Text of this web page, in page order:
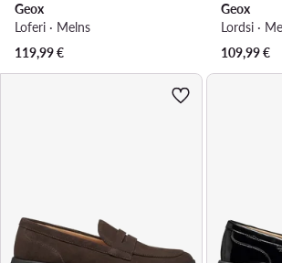
Geox
Loferi · Melns
119,99€
Geox
Lordsi ·
109,99€